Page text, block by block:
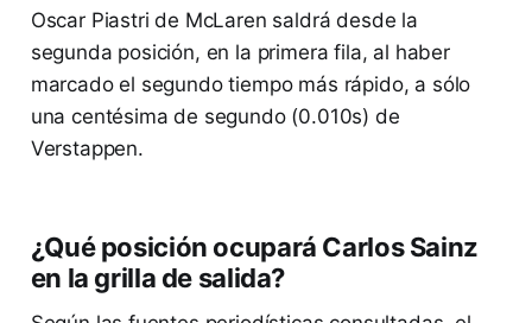
Oscar Piastri de McLaren saldrá desde la
segunda posición, en la primera fila, al haber
marcado el segundo tiempo más rápido, a sólo
una centésima de segundo (0.010s) de
Verstappen.
¿Qué posición ocupará Carlos Sainz
en la grilla de salida?